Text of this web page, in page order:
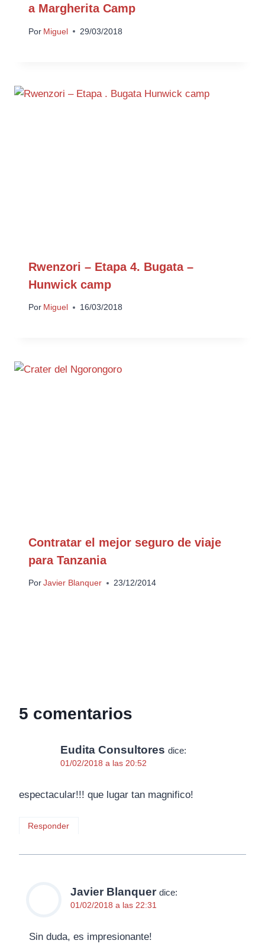
a Margherita Camp
Por Miguel 29/03/2018
Rwenzori – Etapa 4. Bugata –
Hunwick camp
Por Miguel 16/03/2018
Contratar el mejor seguro de viaje
para Tanzania
Por Javier Blanquer 23/12/2014
5 comentarios
Eudita Consultores dice:
01/02/2018 a las 20:52
espectacular!!! que lugar tan magnifico!
Responder
Javier Blanquer dice:
01/02/2018 a las 22:31
Sin duda, es impresionante!